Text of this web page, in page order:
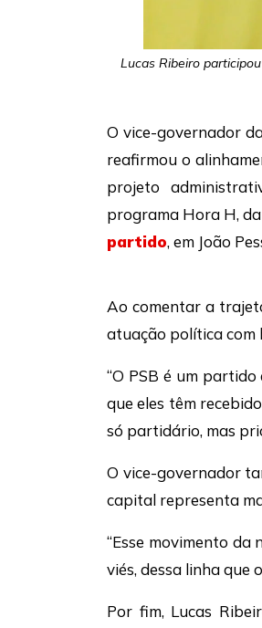
Lucas Ribeiro
O vice-governador
reafirmou o
projeto
programa Hora H,
partido, em João
Ao comentar a
atuação política com
“O PSB é um
que eles têm
só partidário, mas
O vice-governador
capital representa
“Esse movimento da
viés, dessa linha que
Por fim, Lucas